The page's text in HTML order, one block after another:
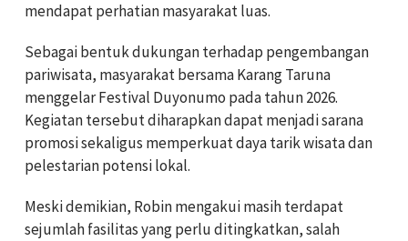
mendapat perhatian masyarakat luas.
Sebagai bentuk dukungan terhadap pengembangan
pariwisata, masyarakat bersama Karang Taruna
menggelar Festival Duyonumo pada tahun 2026.
Kegiatan tersebut diharapkan dapat menjadi sarana
promosi sekaligus memperkuat daya tarik wisata dan
pelestarian potensi lokal.
Meski demikian, Robin mengakui masih terdapat
sejumlah fasilitas yang perlu ditingkatkan, salah